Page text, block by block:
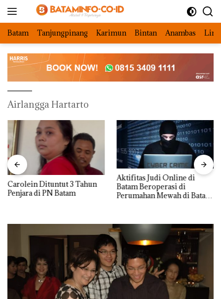
Batam Tanjungpinang Karimun Bintan Anambas
Airlangga Hartarto
Carolein Dituntut 3 Tahun
Penjara di PN Batam
Aktifitas Judi Online di
Batam Beroperasi di
Perumahan Mewah di Batam